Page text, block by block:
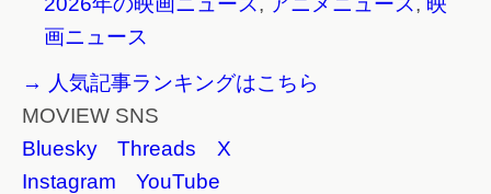
画ニュース
→ 人気記事ランキングはこちら
MOVIEW SNS
Bluesky
Threads
X
Instagram
YouTube